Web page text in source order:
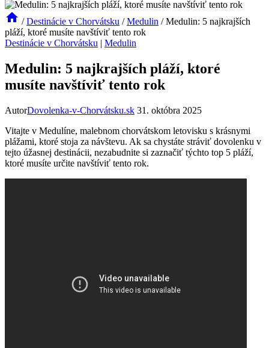
/ Destinácie v Chorvátsku / Medulin / Medulin: 5 najkrajších
pláží, ktoré musíte navštíviť tento rok
Destinácie v Chorvátsku | Medulin
Medulin: 5 najkrajších pláží, ktoré
musíte navštíviť tento rok
AutorDovolenka-v-Chorvátsku.sk 31. októbra 2025
Vitajte v Medulíne, malebnom chorvátskom letovisku s krásnymi
plážami, ktoré stoja za návštevu. Ak sa chystáte stráviť dovolenku v
tejto úžasnej destinácii, nezabudnite si zaznačiť týchto top 5 pláží,
ktoré musíte určite navštíviť tento rok.